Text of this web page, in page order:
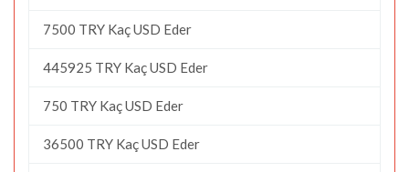
7500 TRY Kaç USD Eder
445925 TRY Kaç USD Eder
750 TRY Kaç USD Eder
36500 TRY Kaç USD Eder